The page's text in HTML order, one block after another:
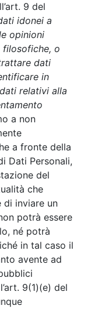
9 del
idonei a
opinioni
o
dati
in
relativi alla
a non
a fronte della
Dati Personali,
del
che
di inviare un
potrà essere
né potrà
in tal caso il
avente ad
9(1)(e) del